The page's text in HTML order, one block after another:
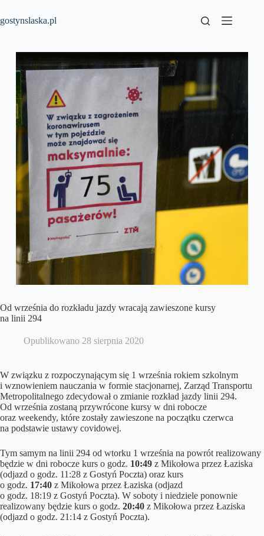
treści
gostynslaska.pl
Od września do rozkładu jazdy wracają zawieszone kursy
na linii 294
Opublikowano 28 sierpnia 2020
W związku z rozpoczynającym się 1 września rokiem szkolnym
i wznowieniem nauczania w formie stacjonarnej, Zarząd Transportu
Metropolitalnego zdecydował o zmianie rozkład jazdy linii 294.
Od września zostaną przywrócone kursy w dni robocze
oraz weekendy, które zostały zawieszone na początku czerwca
na podstawie ustawy covidowej.
Tym samym na linii 294 od wtorku 1 września na powrót realizowany
będzie w dni robocze kurs o godz. 10:49 z Mikołowa przez Łaziska
(odjazd o godz. 11:28 z Gostyń Poczta) oraz kurs
o godz. 17:40 z Mikołowa przez Łaziska (odjazd
o godz. 18:19 z Gostyń Poczta). W soboty i niedziele ponownie
realizowany będzie kurs o godz. 20:40 z Mikołowa przez Łaziska
(odjazd o godz. 21:14 z Gostyń Poczta).